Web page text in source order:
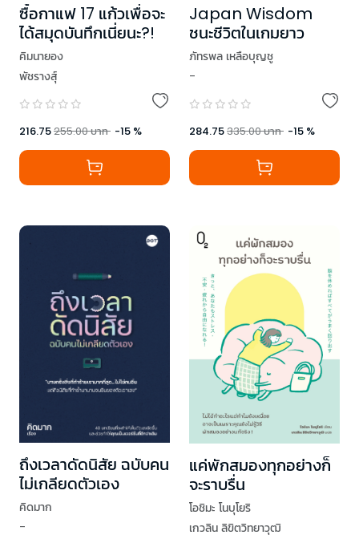
ซื้อกาแฟ 17 แก้วเพื่อจะ
ได้สมุดบันทึกเนี่ยนะ?!
คิมนายอง
พัชรางสุ์
216.75255.00บาท -15 %
Japan Wisdom
ชนะชีวิตในเกมยาว
ภัทรพล เหลือบุญชู
-
284.75335.00บาท -15 %
ถึงเวลาดัดนิสัย ฉบับคน
ไม่เกลียดตัวเอง
คิดมาก
-
แค่พักสมองทุกอย่างก็
จะราบรื่น
โอชิมะ โนบุโยริ
เกวลิน ลิขิตวิทยาวุฒิ